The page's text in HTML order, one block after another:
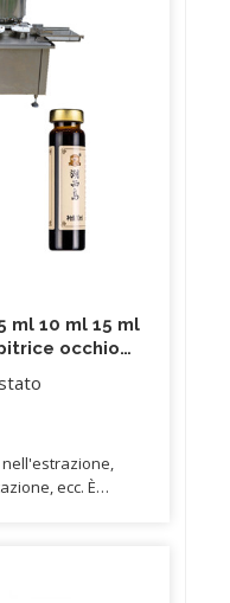
ml 10 ml 15 ml
occhio
ecc. È